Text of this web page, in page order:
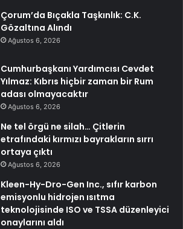
Çorum’da Bıçakla Taşkınlık: C.K.
Gözaltına Alındı
Ağustos 6, 2026
Cumhurbaşkanı Yardımcısı Cevdet
Yılmaz: Kıbrıs hiçbir zaman bir Rum
adası olmayacaktır
Ağustos 6, 2026
Ne tel örgü ne silah… Çitlerin
etrafındaki kırmızı bayrakların sırrı
ortaya çıktı
Ağustos 6, 2026
Kleen-Hy-Dro-Gen Inc., sıfır karbon
emisyonlu hidrojen ısıtma
teknolojisinde ISO ve TSSA düzenleyici
onaylarını aldı